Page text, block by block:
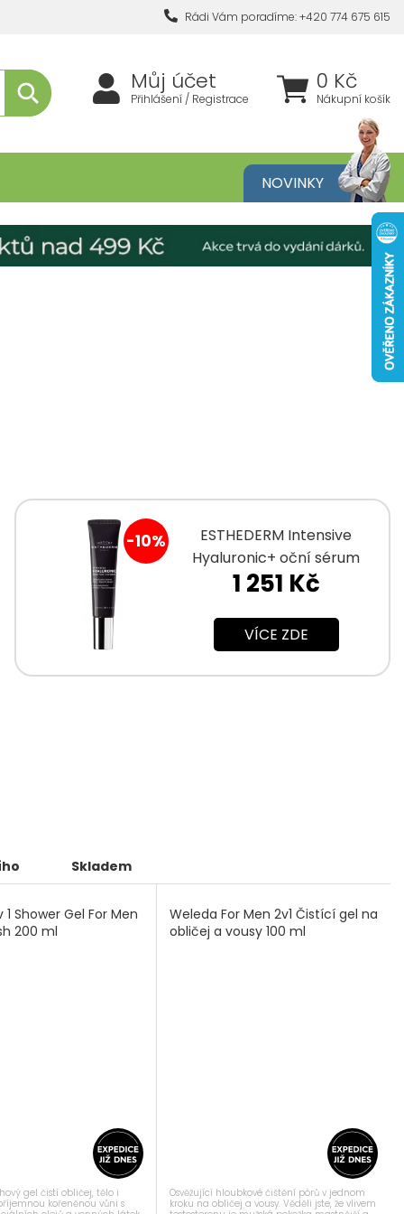
Rádi Vám poradíme: +420 774 675 615
0 Kč
Nákupní košík
Můj účet
Přihlášení / Registrace
NOVINKY
-10%
ESTHEDERM Intensive
Hyaluronic+ oční sérum
15ml
1 251 Kč
VÍCE ZDE
Skladem
Shower Gel For Men
200 ml
gel čistí obličej, tělo i
kořeněnou vůni s
Weleda For Men 2v1 Čistící gel na
obličej a vousy 100 ml
Osvěžující hloubkové čištění pórů v jednom
kroku na obličej a vousy. Věděli jste, že vlivem